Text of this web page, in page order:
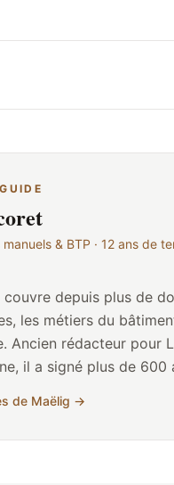
& BTP · 12 ans de
depuis plus de
les métiers du
Ancien rédacteur pour
il a signé plus de 600
de reconversion. Né en Bretagne, il
des artisans du
de Maëlig →